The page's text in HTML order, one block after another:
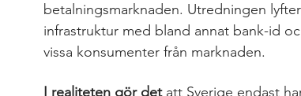
betalningsmarknaden. Utredningen
infrastruktur med bland annat bank-id
vissa konsumenter från marknaden.
I realiteten gör det att Sverige endast